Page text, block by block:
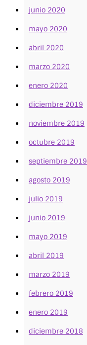
junio 2020
mayo 2020
abril 2020
marzo 2020
enero 2020
diciembre 2019
noviembre 2019
octubre 2019
septiembre 2019
agosto 2019
julio 2019
junio 2019
mayo 2019
abril 2019
marzo 2019
febrero 2019
enero 2019
diciembre 2018